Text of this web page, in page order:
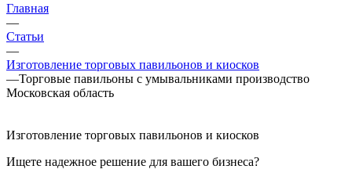
Главная
—
Статьи
—
Изготовление торговых павильонов и киосков
—Торговые павильоны с умывальниками производство
Московская область
Изготовление торговых павильонов и киосков
Ищете надежное решение для вашего бизнеса?